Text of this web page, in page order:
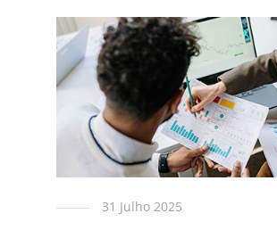
31 Julho 2025